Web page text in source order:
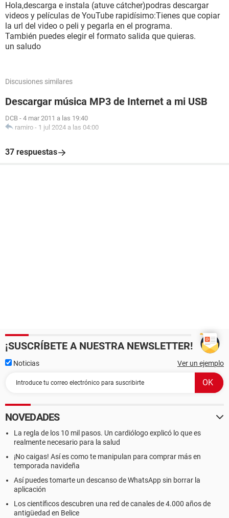
Hola,descarga e instala (atuve cátcher)podras descargar
videos y películas de YouTube rapidísimo:Tienes que copiar
la url del video o peli y pegarla en el programa.
También puedes elegir el formato salida que quieras.
un saludo
Discusiones similares
Descargar música MP3 de Internet a mi USB
DCB - 4 mar 2011 a las 19:40
ramiro - 1 jul 2024 a las 04:00
37 respuestas
¡SUSCRÍBETE A NUESTRA NEWSLETTER!
Noticias Ver un ejemplo
NOVEDADES
La regla de los 10 mil pasos. Un cardiólogo explicó lo que es
realmente necesario para la salud
¡No caigas! Así es como te manipulan para comprar más en
temporada navideña
Así puedes tomarte un descanso de WhatsApp sin borrar la
aplicación
Los científicos descubren una red de canales de 4.000 años de
antigüedad en Belice